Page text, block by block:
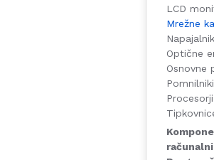
LCD
Mrežne
Optične
Osnovne
Pomnilniki
Procesorji